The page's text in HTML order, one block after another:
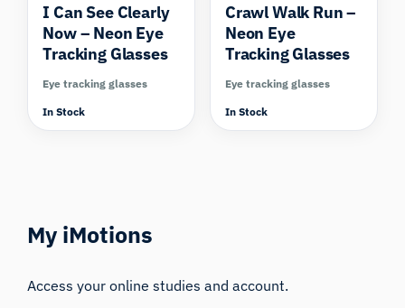
I Can See Clearly
Now – Neon Eye
Tracking Glasses
Eye tracking glasses
In Stock
Crawl Walk Run –
Neon Eye
Tracking Glasses
Eye tracking glasses
In Stock
My iMotions
Access your online studies and account.